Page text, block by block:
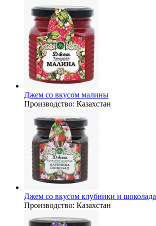
Джем со вкусом малины
Производство: Казахстан
Джем со вкусом клубники и шоколада
Производство: Казахстан